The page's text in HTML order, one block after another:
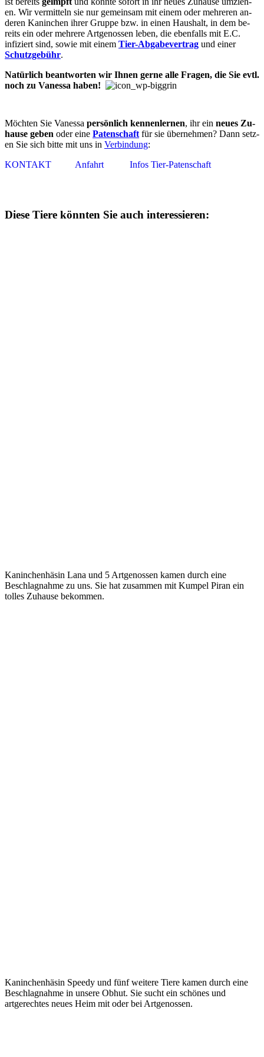
en. Wir ver­mitt­eln sie nur ge­mein­sam mit ein­em oder mehreren an­
der­en Ka­nin­chen ihrer Gruppe bzw. in ein­en Haus­halt, in dem be­
reits ein oder mehr­ere Art­ge­nos­sen leben, die ebenfalls mit E.C.
infiziert sind, so­wie mit ein­em Tier-Ab­ga­be­ver­trag und ein­er
Schutz­ge­bühr.
Natürlich beantworten wir Ihn­en ger­ne alle Fra­gen, die Sie evtl.
noch zu Vanessa ha­ben!
Möchten Sie Vanessa per­­sön­lich ken­­nen­­ler­­nen, ihr ein neu­­es Zu­
hau­se ge­ben oder eine Pa­­ten­­schaft für sie über­­neh­m­en? Dann setz­­
en Sie sich bitte mit uns in Ver­­bin­dung:
KONTAKT
Anfahrt Infos Tier-Patenschaft
Diese Tiere könnten Sie auch interessieren:
Kaninchenhäsin Lana und 5 Artgenossen kamen durch eine
Beschlagnahme zu uns. Sie hat zusammen mit Kumpel Piran ein
tolles Zuhause bekommen.
Kaninchenhäsin Speedy und fünf weitere Tiere kamen durch eine
Beschlagnahme in unsere Obhut. Sie sucht ein schönes und
artgerechtes neues Heim mit oder bei Artgenossen.